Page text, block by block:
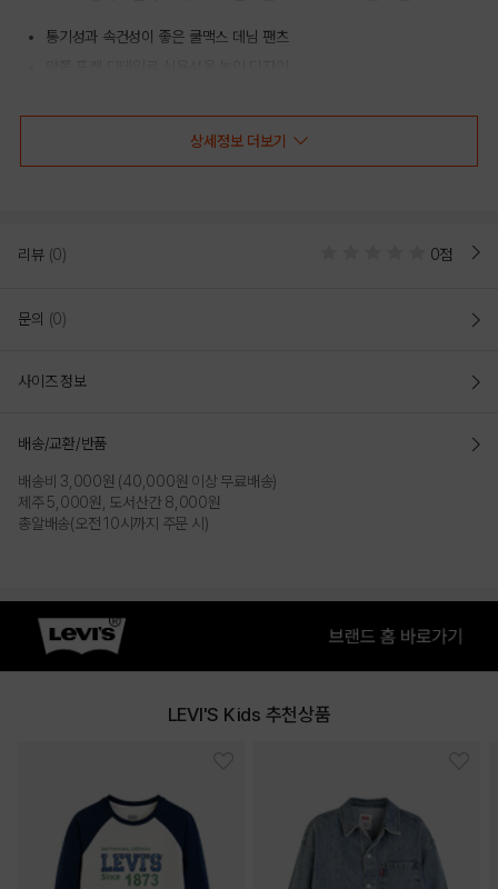
통기성과 속건성이 좋은 쿨맥스 데님 팬츠
COLOR
DEEP BLUE
상세정보 더보기
리뷰 (0) 0점
문의 (0)
사이즈 정보
배송/교환/반품
배송비 3,000원 (40,000원 이상 무료배송)
제주 5,000원, 도서산간 8,000원
총알배송(오전 10시까지 주문 시)
LEVI'S Kids 추천상품